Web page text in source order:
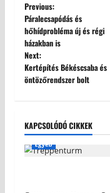
Previous:
Páralecsapódás és
hőhídprobléma új és régi
házakban is
Next:
Kertépítés Békéscsaba és
öntözőrendszer bolt
KAPCSOLÓDÓ CIKKEK
Egyéb